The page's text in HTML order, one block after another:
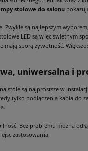
stołowe do salonu
Zwykle są najlepszym
LED są więc świetnym
sporą żywotność.
uniwersalna i
stole są najprostsze w
tylko podłączenia kabla do
Bez problemu można
zastosowania.